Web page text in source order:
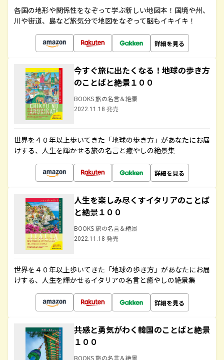
各国の地形や関係性をなぞって学ぶ新しい地図本！国境や州、
川や街道、島など旅気分で地図をなぞって脳もイキイキ！
詳細を見る
今すぐ旅に出たくなる！地球の歩き方
のことばと絶景１００
BOOKS 旅の名言＆絶景
2022.11.18 発売
世界を４０年以上歩いてきた「地球の歩き方」があなたにお届
けする、人生を輝かせる旅の名言と癒やしの絶景集
詳細を見る
人生を楽しみ尽くすイタリアのことば
と絶景１００
BOOKS 旅の名言＆絶景
2022.11.18 発売
世界を４０年以上歩いてきた「地球の歩き方」があなたにお届
けする、人生を輝かせるイタリアの名言と癒やしの絶景集
詳細を見る
共感と勇気がわく韓国のことばと絶景
１００
BOOKS 旅の名言＆絶景